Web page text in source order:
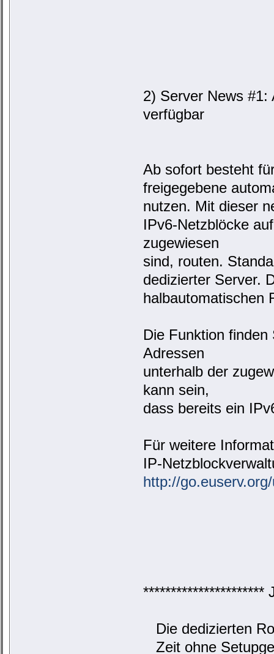
2) Server News #1:
verfügbar
Ab sofort besteht
freigegebene
nutzen. Mit dieser
IPv6-Netzblöcke
zugewiesen
sind, routen.
dedizierter Server.
halbautomatischen
Die Funktion
Adressen
unterhalb der
kann sein,
dass bereits ein
Für weitere
IP-
http://
**********************
Die dedizierten
Zeit ohne